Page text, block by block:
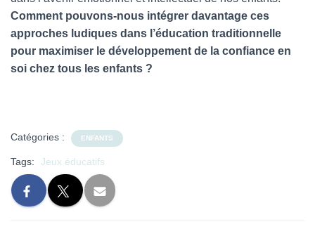
Comment pouvons-nous intégrer davantage ces
approches ludiques dans l’éducation traditionnelle
pour maximiser le développement de la confiance en
soi chez tous les enfants ?
Catégories : ENFANTS
Tags: Jeux éducatifs